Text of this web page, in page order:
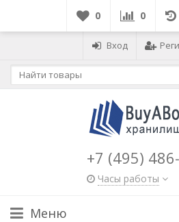
0 0
Вход
+7 (495)
Часы работы
Меню